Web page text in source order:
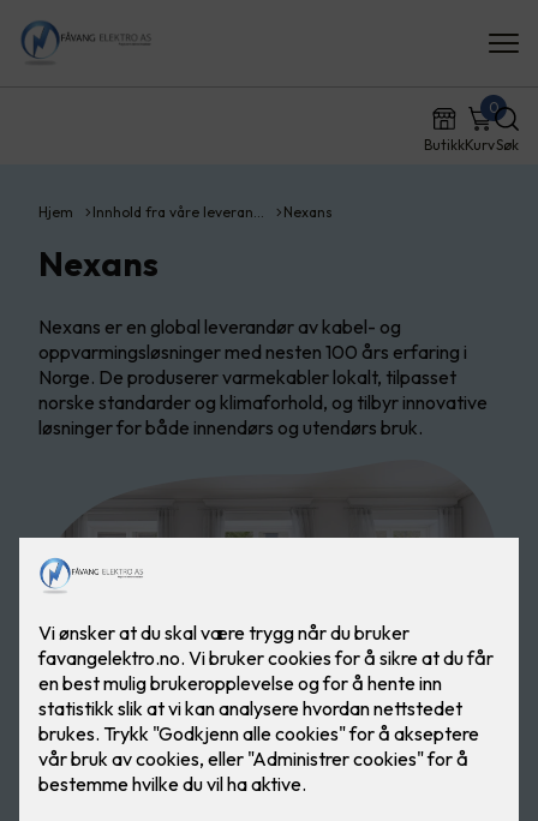
ButikkKurv
0
Søk
Hjem Innhold fra våre leveran… Nexans
Nexans
Nexans er en global leverandør av kabel- og
oppvarmingsløsninger med nesten 100 års erfaring i
Norge. De produserer varmekabler lokalt, tilpasset
norske standarder og klimaforhold, og tilbyr innovative
løsninger for både innendørs og utendørs bruk.